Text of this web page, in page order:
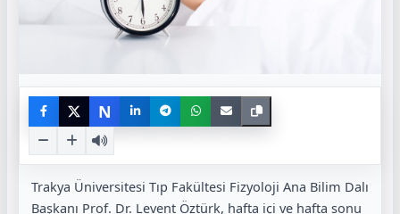
N
Trakya Üniversitesi Tıp Fakültesi Fizyoloji Ana Bilim Dalı
Başkanı Prof. Dr. Levent Öztürk, hafta içi ve hafta sonu